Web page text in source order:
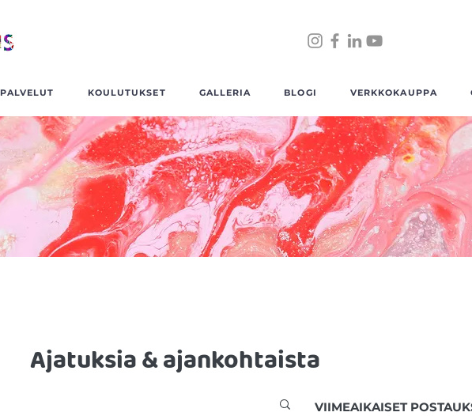
PALVELUT KOULUTUKSET GALLERIA BLOGI VERKKOKAUPPA
Ajatuksia & ajankohtaista
VIIMEAIKAISET